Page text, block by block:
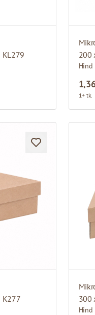
200
Hind
1+ tk.
K277
300
Hind